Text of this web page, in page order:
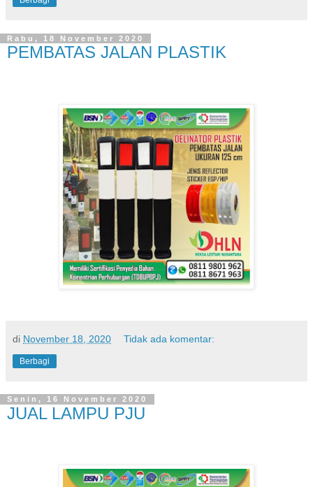
Rabu, 18 November 2020
PEMBATAS JALAN PLASTIK
di November 18, 2020 Tidak ada komentar:
Berbagi
Senin, 16 November 2020
JUAL LAMPU PJU